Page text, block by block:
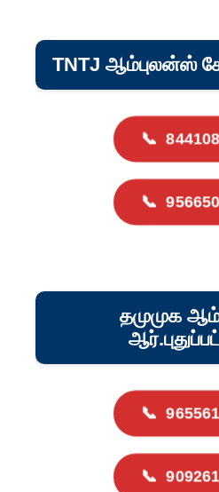
TNTJ ஆம்புலன்ஸ்
📞
📞
தமுமுக
📞
📞